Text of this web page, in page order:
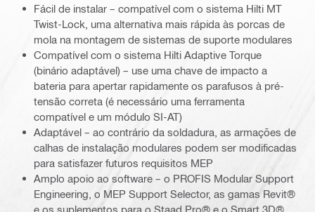
Fácil de instalar – compatível com o sistema Hilti MT
Twist-Lock, uma alternativa mais rápida às porcas de
mola na montagem de sistemas de suporte modulares
Compatível com o sistema Hilti Adaptive Torque
(binário adaptável) – use uma chave de impacto a
bateria para apertar rapidamente os parafusos à pré-
tensão correta (é necessário uma ferramenta
compatível e um módulo SI-AT)
Adaptável – ao contrário da soldadura, as armações de
calhas de instalação modulares podem ser modificadas
para satisfazer futuros requisitos MEP
Amplo apoio ao software – o PROFIS Modular Support
Engineering, o MEP Support Selector, as gamas Revit®
e os suplementos para o Staad Pro® e o Smart 3D®